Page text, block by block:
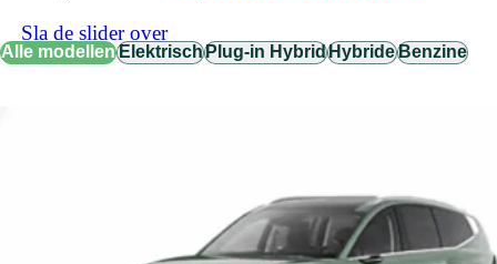
Alle modellenElektrischPlug-in HybridHybrideBenzine
Sla de slider over